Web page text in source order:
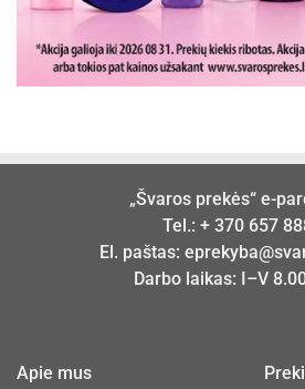
„Švaros prekės“ e-
Tel.: + 370 657
El. paštas:
Darbo laikas: I–V
Apie mus